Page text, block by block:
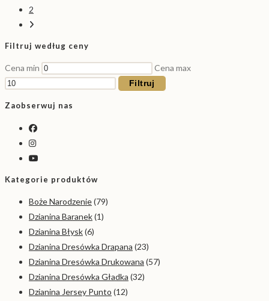
2
Filtruj według ceny
Cena min Cena max
Filtruj
Zaobserwuj nas
Kategorie produktów
Boże Narodzenie(79)
Dzianina Baranek(1)
Dzianina Błysk(6)
Dzianina Dresówka Drapana (23)
Dzianina Dresówka Drukowana (57)
Dzianina Dresówka Gładka (32)
Dzianina Jersey Punto (12)